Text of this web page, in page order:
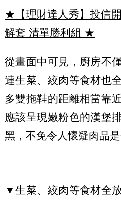
★【理財達人秀】投信
解套 清單勝利組 ★
從畫面中可見，廚房不
連生菜、絞肉等食材也
多雙拖鞋的距離相當靠
應該呈現嫩粉色的漢堡
黑，不免令人懷疑肉品是
▼生菜、絞肉等食材全